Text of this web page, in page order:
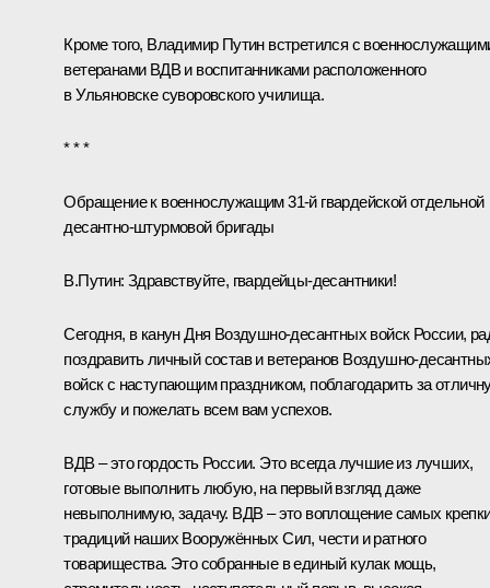
Кроме того, Владимир Путин встретился с
ветеранами ВДВ и воспитанниками расположенного
в Ульяновске суворовского училища.
* * *
Обращение к военнослужащим 31-й гвардейской отдельной
десантно-штурмовой бригады
В.Путин: Здравствуйте, гвардейцы-десантники!
Сегодня, в канун Дня Воздушно-десантных войск России,
поздравить личный состав и ветеранов Воздушно-
войск с наступающим праздником, поблагодарить за
службу и пожелать всем вам успехов.
ВДВ – это гордость России. Это всегда лучшие из лучших,
готовые выполнить любую, на первый взгляд даже
невыполнимую, задачу. ВДВ – это воплощение самых
традиций наших Вооружённых Сил, чести и ратного
товарищества. Это собранные в единый кулак мощь,